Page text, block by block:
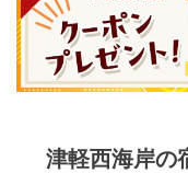
津軽西海岸の